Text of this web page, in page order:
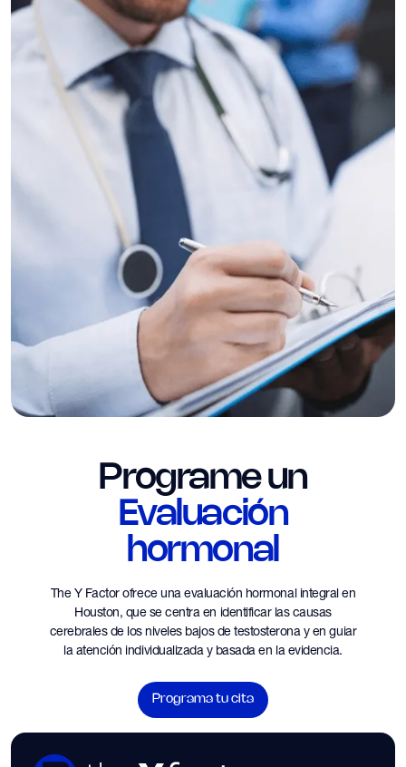
Programe un
Evaluación
hormonal
The Y Factor ofrece una evaluación hormonal integral en
Houston, que se centra en identificar las causas
cerebrales de los niveles bajos de testosterona y en guiar
la atención individualizada y basada en la evidencia.
Programa tu cita